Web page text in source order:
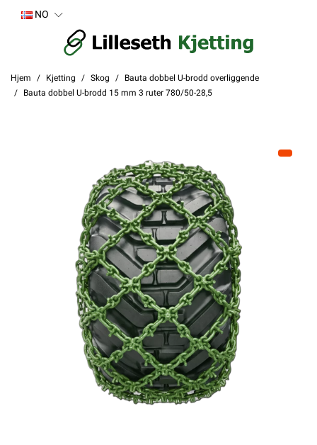
NO
Hjem Kjetting Skog
Bauta dobbel U-brodd overliggende
Bauta dobbel U-brodd 15 mm 3 ruter 780/50-28,5